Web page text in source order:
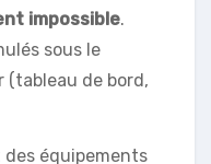
impossible.
sous le
(tableau de bord,
équipements